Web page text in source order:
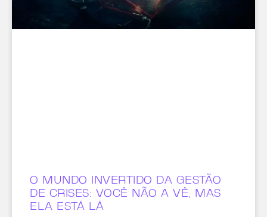
O MUNDO INVERTIDO DA GESTÃO
DE CRISES: VOCÊ NÃO A VÊ, MAS
ELA ESTÁ LÁ